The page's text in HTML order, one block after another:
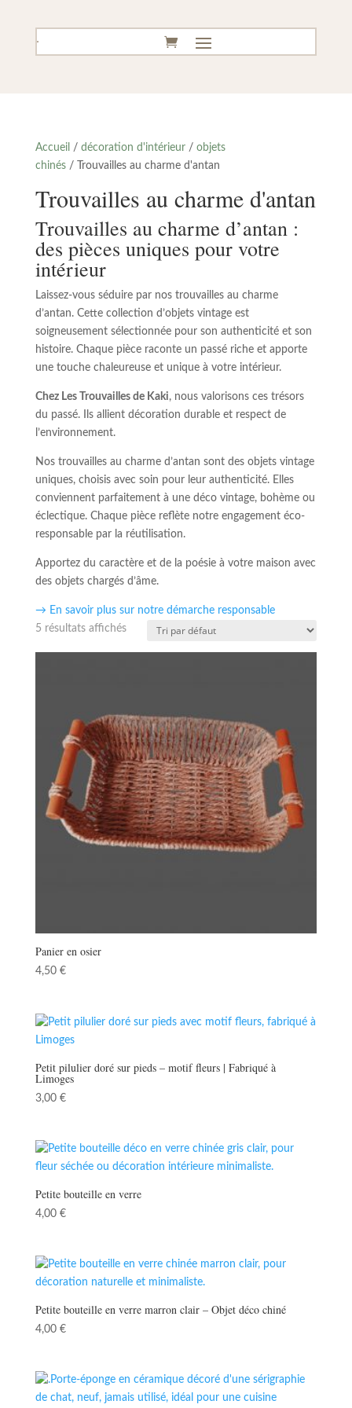
Accueil / décoration d'intérieur/ objets
chinés/ Trouvailles au charme d'antan
Trouvailles au charme d'antan
Trouvailles au charme d’antan :
des pièces uniques pour votre
intérieur
Laissez-vous séduire par nos trouvailles au charme
d’antan. Cette collection d’objets vintage est
soigneusement sélectionnée pour son authenticité et son
histoire. Chaque pièce raconte un passé riche et apporte
une touche chaleureuse et unique à votre intérieur.
Chez Les Trouvailles de Kaki, nous valorisons ces trésors
du passé. Ils allient décoration durable et respect de
l’environnement.
Nos trouvailles au charme d’antan sont des objets vintage
uniques, choisis avec soin pour leur authenticité. Elles
conviennent parfaitement à une déco vintage, bohème ou
éclectique. Chaque pièce reflète notre engagement éco-
responsable par la réutilisation.
Apportez du caractère et de la poésie à votre maison avec
des objets chargés d’âme.
→ En savoir plus sur notre démarche responsable
5 résultats affichés
Panier en osier
4,50 €
Petit pilulier doré sur pieds – motif fleurs | Fabriqué à
Limoges
3,00 €
Petite bouteille en verre
4,00 €
Petite bouteille en verre marron clair – Objet déco chiné
4,00 €